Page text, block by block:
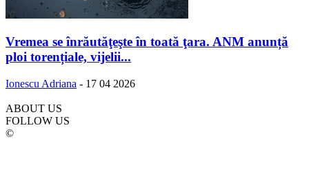
Vremea se înrăutăţeşte în toată ţara. ANM anunță
ploi torențiale, vijelii...
Ionescu Adriana - 17 04 2026
ABOUT US
FOLLOW US
©